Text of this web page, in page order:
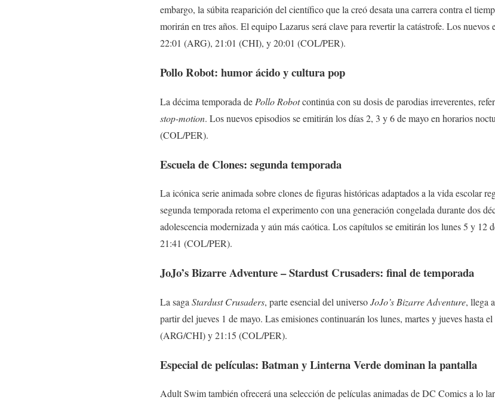
embargo, la súbita reaparición del científico que la creó desata una carrera contra el
morirán en tres años. El equipo Lazarus será clave para revertir la catástrofe. Los nuevos
22:01 (ARG), 21:01 (CHI), y 20:01 (COL/PER).
Pollo Robot: humor ácido y cultura pop
La décima temporada de Pollo Robotcontinúa con su dosis de parodias irreverentes,
stop-motion. Los nuevos episodios se emitirán los días 2, 3 y 6 de mayo en horarios
(COL/PER).
Escuela de Clones: segunda temporada
La icónica serie animada sobre clones de figuras históricas adaptados a la vida escolar
segunda temporada retoma el experimento con una generación congelada durante dos
adolescencia modernizada y aún más caótica. Los capítulos se emitirán los lunes 5 y
21:41 (COL/PER).
JoJo’s Bizarre Adventure – Stardust Crusaders: final de temporada
La saga Stardust Crusaders, parte esencial del universoJoJo’s Bizarre Adventure, llega
partir del jueves 1 de mayo. Las emisiones continuarán los lunes, martes y jueves hasta
(ARG/CHI) y 21:15 (COL/PER).
Especial de películas: Batman y Linterna Verde dominan la pantalla
Adult Swim también ofrecerá una selección de películas animadas de DC Comics a lo